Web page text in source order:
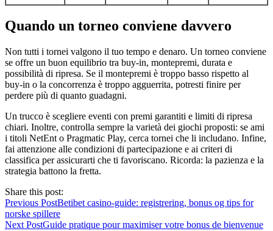
Quando un torneo conviene davvero
Non tutti i tornei valgono il tuo tempo e denaro. Un torneo conviene
se offre un buon equilibrio tra buy-in, montepremi, durata e
possibilità di ripresa. Se il montepremi è troppo basso rispetto al
buy-in o la concorrenza è troppo agguerrita, potresti finire per
perdere più di quanto guadagni.
Un trucco è scegliere eventi con premi garantiti e limiti di ripresa
chiari. Inoltre, controlla sempre la varietà dei giochi proposti: se ami
i titoli NetEnt o Pragmatic Play, cerca tornei che li includano. Infine,
fai attenzione alle condizioni di partecipazione e ai criteri di
classifica per assicurarti che ti favoriscano. Ricorda: la pazienza e la
strategia battono la fretta.
Share this post:
Previous PostBetibet casino-guide: registrering, bonus og tips for
norske spillere
Next PostGuide pratique pour maximiser votre bonus de bienvenue